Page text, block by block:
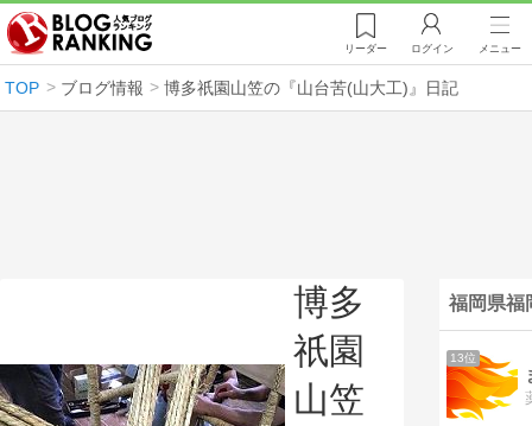
リーダー ログイン メニュー
TOP ブログ情報 博多祇園山笠の『山台苦(山大工)』日記
博多
祇園
山笠
福岡県福
13位